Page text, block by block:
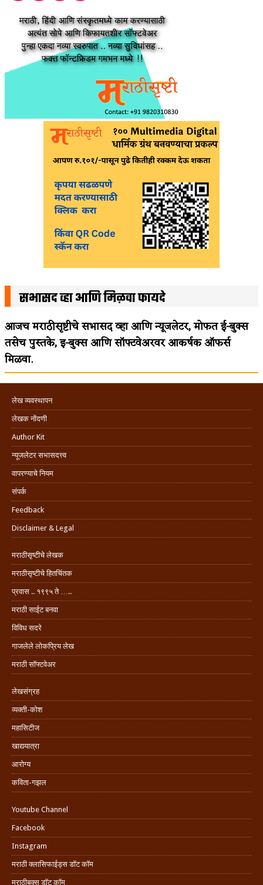
सभासद व्हा आणि मिळवा फायदे
आजच मराठीसृष्टीचे सभासद व्हा आणि न्यूजलेटर, मोफत ई-बुक्स
तसेच पुस्तके, इ-बुक्स आणि सॉफ्टवेअरवर आकर्षक ऑफर्स
मिळवा.
लेख व्यवस्थापन
लेखक नोंदणी
Author Kit
न्यूजलेटर सभासदत्त्व
वापरण्याचे नियम
संपर्क
Feedback
Disclaimer & Legal
मराठीसृष्टीचे लेखक
मराठीसृष्टीचे हितचिंतक
प्रवास .. १९९५ ते …..
मराठी साईट बनवा
विविध सदरे
गाजलेले लोकप्रिय लेख
मराठी सॉफ्टवेअर
लेखसंग्रह
व्यक्ती-कोश
महासिटीज
खाद्ययात्रा
आरोग्य
कविता-गझल
Youtube Channel
Facebook
Instagram
मराठी क्लासिफाईड्स डॉट कॉम
मराठीबुक्स डॉट कॉम